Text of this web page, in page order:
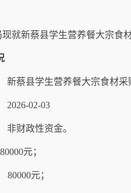
现就新蔡县学生营养餐大宗食
新蔡县学生营养餐大宗食材
2026-02-03
非财政性资金。
80000元；
80000元；